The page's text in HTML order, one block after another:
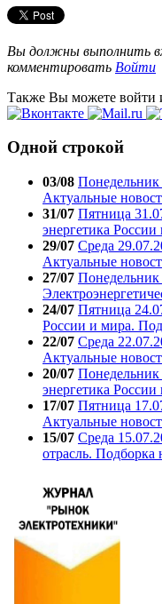
Вы должны выполнить
комментировать Войти
Также Вы можете войти
Одной строкой
03/08 Понедельник
Актуальные
31/07 Пятница
энергетика
29/07 Среда
Актуальные
27/07 Понедельник
24/07 Пятница
России и мира.
22/07 Среда
Актуальные
20/07 Понедельник
энергетика
17/07 Пятница
Актуальные
15/07 Среда
отрасль. Подборка